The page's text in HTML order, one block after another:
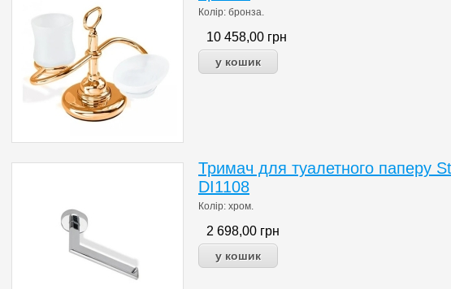
Колір: бронза.
10 458,00 грн
Тримач для туалетного паперу
DI1108
Колір: хром.
2 698,00 грн